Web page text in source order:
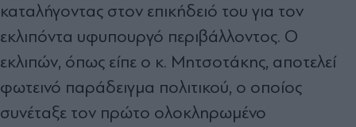
καταλήγοντας στον επικήδειό του για τον
εκλιπόντα υφυπουργό περιβάλλοντος. Ο
εκλιπών, όπως είπε ο κ. Μητσοτάκης, αποτελεί
φωτεινό παράδειγμα πολιτικού, ο οποίος
συνέταξε τον πρώτο ολοκληρωμένο